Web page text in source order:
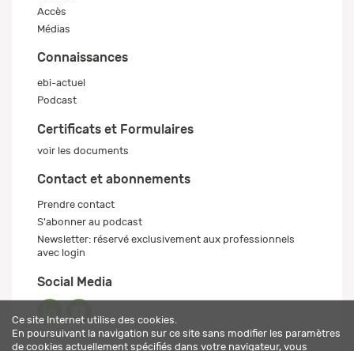
Accès
Médias
Connaissances
ebi-actuel
Podcast
Certificats et Formulaires
voir les documents
Contact et abonnements
Prendre contact
S'abonner au podcast
Newsletter: réservé exclusivement aux professionnels
avec login
Social Media
Ce site Internet utilise des cookies.
En poursuivant la navigation sur ce site sans modifier les paramètres
de cookies actuellement spécifiés dans votre navigateur, vous